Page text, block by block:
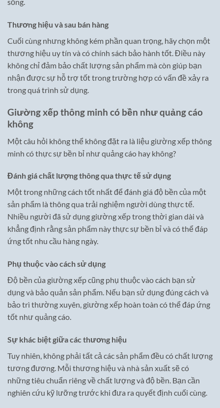
sống.
Thương hiệu và sau bán hàng
Cuối cùng nhưng không kém phần quan trọng, hãy chọn một
thương hiệu uy tín và có chính sách bảo hành tốt. Điều này
không chỉ đảm bảo chất lượng sản phẩm mà còn giúp bạn
nhận được sự hỗ trợ tốt trong trường hợp có vấn đề xảy ra
trong quá trình sử dụng.
Giường xếp thông minh có bền như quảng cáo
không
Một câu hỏi không thể không đặt ra là liệu giường xếp thông
minh có thực sự bền bỉ như quảng cáo hay không?
Đánh giá chất lượng thông qua thực tế sử dụng
Một trong những cách tốt nhất để đánh giá độ bền của một
sản phẩm là thông qua trải nghiệm người dùng thực tế.
Nhiều người đã sử dụng giường xếp trong thời gian dài và
khẳng định rằng sản phẩm này thực sự bền bỉ và có thể đáp
ứng tốt nhu cầu hàng ngày.
Phụ thuộc vào cách sử dụng
Độ bền của giường xếp cũng phụ thuộc vào cách bạn sử
dụng và bảo quản sản phẩm. Nếu bạn sử dụng đúng cách và
bảo trì thường xuyên, giường xếp hoàn toàn có thể đáp ứng
tốt như quảng cáo.
Sự khác biệt giữa các thương hiệu
Tuy nhiên, không phải tất cả các sản phẩm đều có chất lượng
tương đương. Mỗi thương hiệu và nhà sản xuất sẽ có
những tiêu chuẩn riêng về chất lượng và độ bền. Bạn cần
nghiên cứu kỹ lưỡng trước khi đưa ra quyết định cuối cùng.